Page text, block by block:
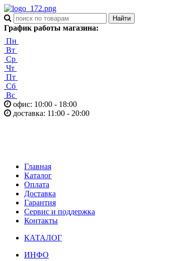
График работы магазина:
Пн
Вт
Ср
Чт
Пт
Сб
Вс
офис: 10:00 - 18:00
доставка: 11:00 - 20:00
Главная
Каталог
Оплата
Доставка
Гарантия
Сервис и поддержка
Контакты
КАТАЛОГ
ИНФО